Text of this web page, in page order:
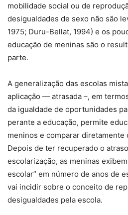
mobilidade social ou de
desigualdades de sexo não são
1975; Duru-Bellat, 1994) e os
educação de meninas são o
parte.
A generalização das escolas
aplicação — atrasada –, em
da igualdade de oportunidades
perante a educação, permite
meninos e comparar diretamente
Depois de ter recuperado o
escolarização, as meninas
escolar” em número de anos de
vai incidir sobre o conceito de
desigualdades pela escola.